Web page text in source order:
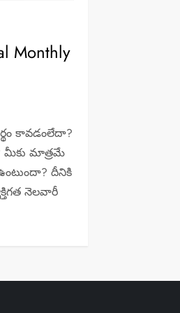
Monthly
కావడంలేదా?
మీకు మాత్రమే
దీనికి
నెలవారీ